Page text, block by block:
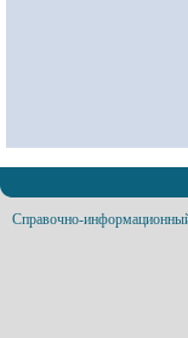
Справочно-